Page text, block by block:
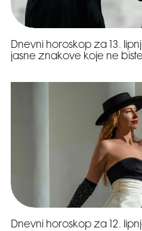
Dnevni horoskop za 13.
jasne znakove koje ne
Dnevni horoskop za 12.